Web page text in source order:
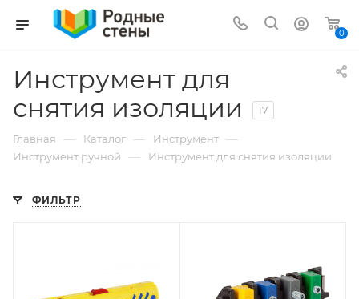
0
Инструмент для
снятия изоляции
17
Главная — Каталог — Инструмент —
Инструмент ручной — Инструмент для снятия изоляции
ФИЛЬТР